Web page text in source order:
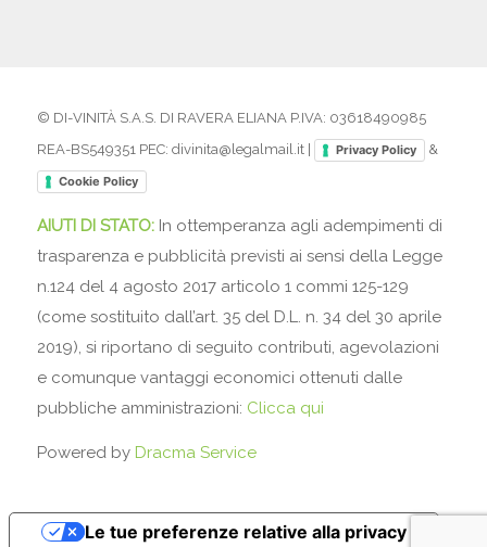
© DI-VINITÀ S.A.S. DI RAVERA ELIANA P.IVA: 03618490985
REA-BS549351 PEC: divinita@legalmail.it |
Privacy Policy &
Cookie Policy
AIUTI DI STATO: In ottemperanza agli adempimenti di
trasparenza e pubblicità previsti ai sensi della Legge
n.124 del 4 agosto 2017 articolo 1 commi 125-129
(come sostituito dall’art. 35 del D.L. n. 34 del 30 aprile
2019), si riportano di seguito contributi, agevolazioni
e comunque vantaggi economici ottenuti dalle
pubbliche amministrazioni: Clicca qui
Powered by Dracma Service
Le tue preferenze relative alla privacy